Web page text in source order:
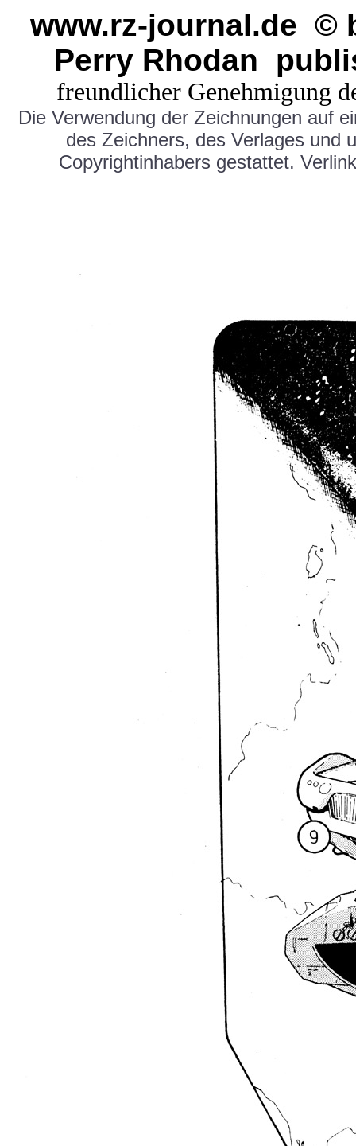
www.rz-journal.de ©
Perry Rhodan
freundlicher Genehmigung
Die Verwendung der Zeichnungen auf
des Zeichners, des Verlages und
Copyrightinhabers gestattet.